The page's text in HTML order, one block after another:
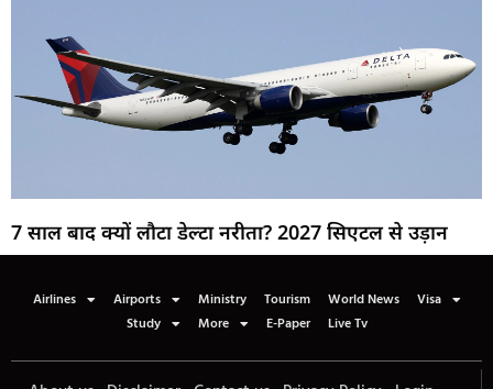
7 साल बाद क्यों लौटा डेल्टा नरीता? 2027 सिएटल से उड़ान
Airlines Airports Ministry Tourism World News
Visa
Study
More E-Paper Live Tv